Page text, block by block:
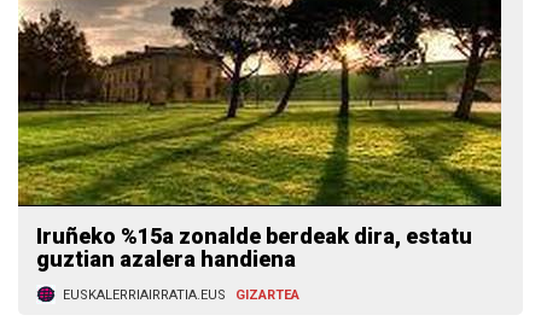
Iruñeko %15a zonalde berdeak dira, estatu
guztian azalera handiena
EUSKALERRIAIRRATIA.EUS GIZARTEA